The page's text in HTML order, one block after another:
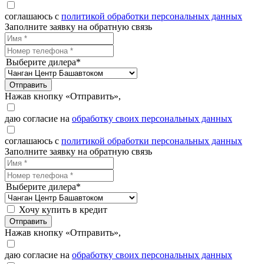
соглашаюсь с политикой обработки персональных данных
Заполните заявку на обратную связь
Выберите дилера*
Отправить
Нажав кнопку «Отправить»,
даю согласие на обработку своих персональных данных
соглашаюсь с политикой обработки персональных данных
Заполните заявку на обратную связь
Выберите дилера*
Хочу купить в кредит
Отправить
Нажав кнопку «Отправить»,
даю согласие на обработку своих персональных данных